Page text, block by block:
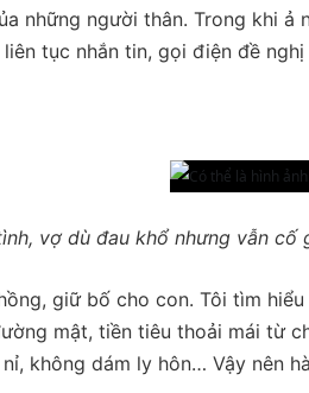
những người thân. Trong khi
liên tục nhắn tin, gọi điện đề
vợ dù đau khổ nhưng vẫn
giữ bố cho con. Tôi tìm
mật, tiền tiêu thoải mái từ
không dám ly hôn… Vậy nên